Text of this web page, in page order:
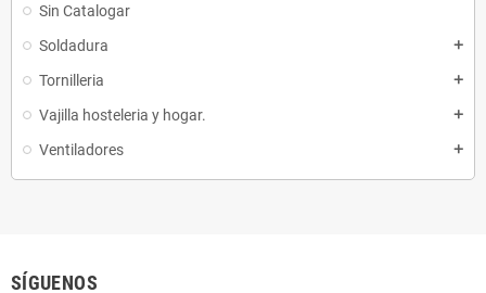
Sin Catalogar
Soldadura
add
Tornilleria add
Vajilla hosteleria y hogar. add
Ventiladores add
SÍGUENOS